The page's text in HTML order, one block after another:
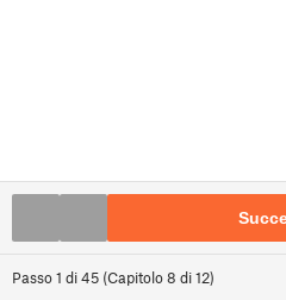
Passo1 di45 (Capitolo8 di12)